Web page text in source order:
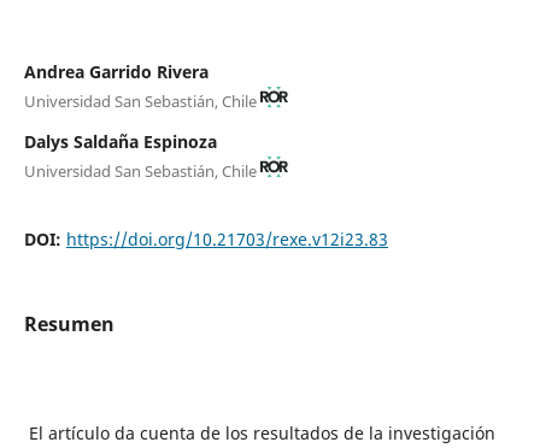
Andrea Garrido Rivera
Universidad San Sebastián, Chile
Dalys Saldaña Espinoza
Universidad San Sebastián, Chile
DOI: https://doi.org/10.21703/rexe.v12i23.83
Resumen
El artículo da cuenta de los resultados de la investigación